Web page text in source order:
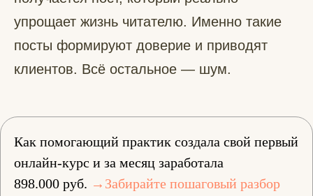
упрощает жизнь читателю. Именно такие
посты формируют доверие и приводят
клиентов. Всё остальное — шум.
Как помогающий практик создала свой первый
онлайн-курс и за месяц заработала
898.000 руб. →Забирайте пошаговый разбор